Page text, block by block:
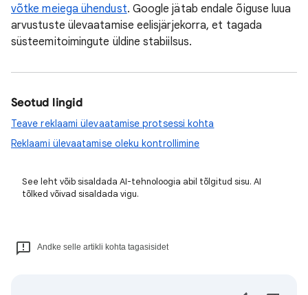
võtke meiega ühendust. Google jätab endale õiguse luua
arvustuste ülevaatamise eelisjärjekorra, et tagada
süsteemitoimingute üldine stabiilsus.
Seotud lingid
Teave reklaami ülevaatamise protsessi kohta
Reklaami ülevaatamise oleku kontrollimine
See leht võib sisaldada AI-tehnoloogia abil tõlgitud sisu. AI
tõlked võivad sisaldada vigu.
Andke selle artikli kohta tagasisidet